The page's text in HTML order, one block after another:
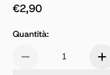
Prezzo normale
€2,90
Quantità: